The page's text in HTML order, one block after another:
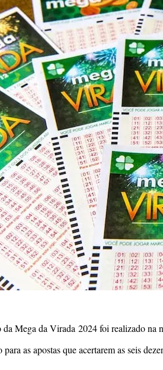
da Mega da Virada 2024 foi realizado na
para as apostas que acertarem as seis